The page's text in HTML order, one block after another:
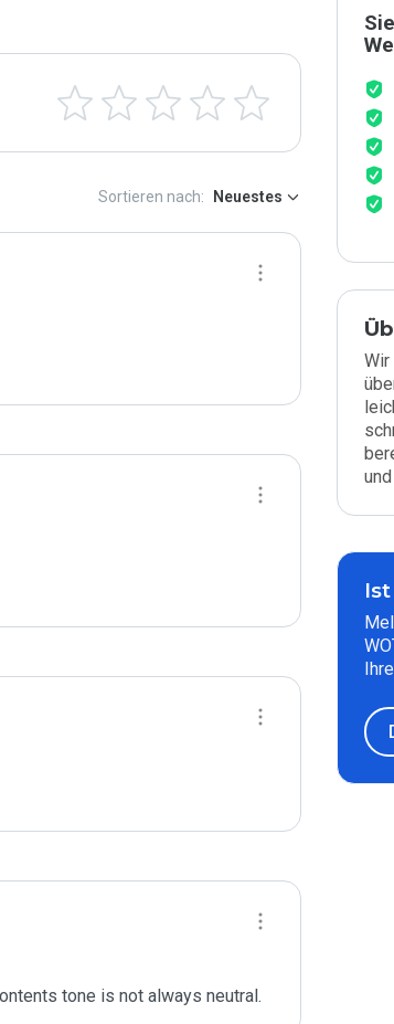
Sortieren nach: Neuestes
tone is not always neutral.
Wir